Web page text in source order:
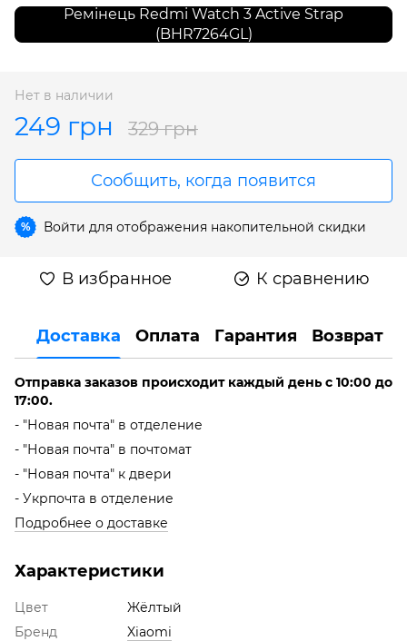
Ремінець Redmi Watch 3 Active Strap
(BHR7264GL)
Нет в наличии
249 грн 329 грн
Сообщить, когда появится
% Войти для отображения накопительной скидки
В избранное К сравнению
Доставка Оплата Гарантия Возврат
Отправка заказов происходит каждый день с 10:00 до
17:00.
- "Новая почта" в отделение
- "Новая почта" в почтомат
- "Новая почта" к двери
- Укрпочта в отделение
Подробнее о доставке
Характеристики
Цвет
Жёлтый
Бренд
Xiaomi